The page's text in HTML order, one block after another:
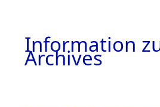
Information
Archives